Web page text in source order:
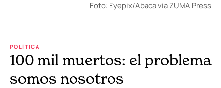
Foto: Eyepix/Abaca via ZUMA Press
POLÍTICA
100 mil muertos: el problema
somos nosotros